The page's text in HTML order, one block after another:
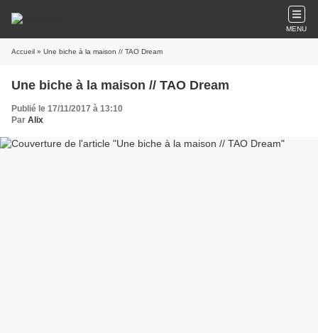
MENU
Accueil » Une biche à la maison // TAO Dream
Une biche à la maison // TAO Dream
Publié le 17/11/2017 à 13:10
Par Alix